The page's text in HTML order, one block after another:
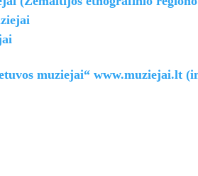
muziejai“ www.muziejai.lt